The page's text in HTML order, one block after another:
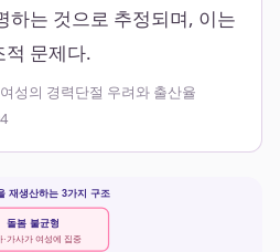
하는 것으로 추정되며, 이는
적 문제다.
성의 경력단절 우려와 출산율
재생산하는 3가지 구조
돌봄 불균형
·가사가 여성에 집중